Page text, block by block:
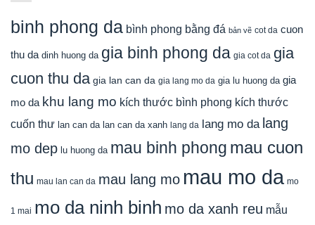
binh phong da bình phong bằng đá bản vẽ cot da cuon
thu da dinh huong da gia binh phong da gia cot da gia
cuon thu da gia lan can da gia lang mo da gia lu huong da gia
mo da khu lang mo kích thước bình phong kích thước
cuốn thư lan can da lan can da xanh lang da lang mo da lang
mo dep lu huong da mau binh phong mau cuon
thu mau lan can da mau lang mo mau mo da mo
1 mai mo da ninh binh mo da xanh reu mẫu